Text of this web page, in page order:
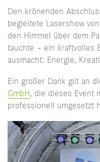
Den krönenden
begleitete Lasershow von
den Himmel über dem
tauchte – ein kraftvolles
ausmacht: Energie,
Ein großer Dank gilt an
GmbH, die dieses Event
professionell umgesetzt